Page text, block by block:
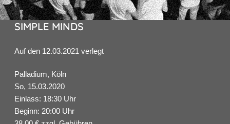
SIMPLE MINDS
Auf den 12.03.2021 verlegt
Palladium, Köln
So, 15.03.2020
Einlass: 18:30 Uhr
Beginn: 20:00 Uhr